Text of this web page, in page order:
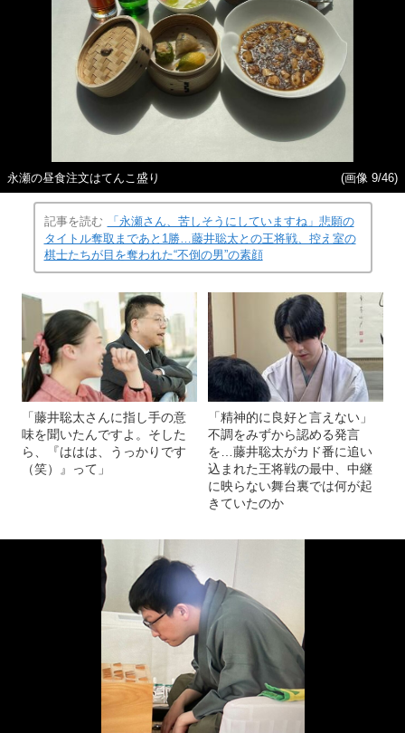
永瀬の昼食注文はてんこ盛り (画像 9/46)
記事を読む
「永瀬さん、苦しそうにしていますね」悲願の
タイトル奪取まであと1勝…藤井聡太との王将戦、控え室の
棋士たちが目を奪われた“不倒の男”の素顔
「藤井聡太さんに指し手の意
味を聞いたんですよ。そした
ら、『ははは、うっかりです
（笑）』って」
「精神的に良好と言えない」
不調をみずから認める発言
を…藤井聡太がカド番に追い
込まれた王将戦の最中、中継
に映らない舞台裏では何が起
きていたのか